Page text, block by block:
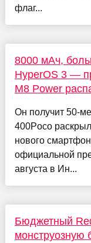
флаг...
8000 мАч,
HyperOS 3 —
M8 Power
Он получит 50-
400Poco
нового
официальной
августа в Ин...
Бюджетный
монструозную